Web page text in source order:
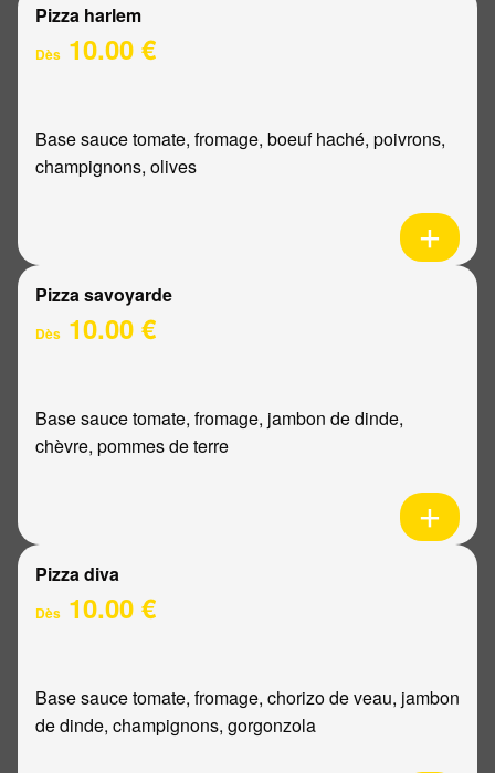
Pizza harlem
Dès 10.00 €
Base sauce tomate, fromage, boeuf haché, poivrons,
champignons, olives
Pizza savoyarde
Dès 10.00 €
Base sauce tomate, fromage, jambon de dinde,
chèvre, pommes de terre
Pizza diva
Dès 10.00 €
Base sauce tomate, fromage, chorizo de veau, jambon
de dinde, champignons, gorgonzola